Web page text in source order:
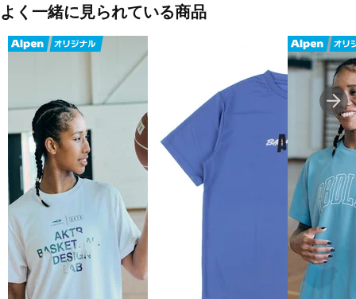
ブラック(10:BLACK)
■素材:ポリエステル100%
■2026年モデル
■メーカー型番：ITP2611ALP
よく一緒に見られている商品